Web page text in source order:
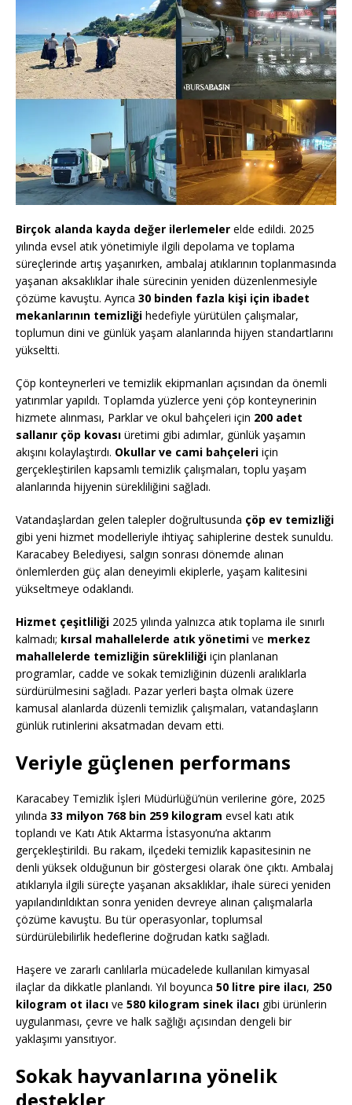
Birçok alanda kayda değer ilerlemeler elde edildi. 2025
yılında evsel atık yönetimiyle ilgili depolama ve toplama
süreçlerinde artış yaşanırken, ambalaj atıklarının toplanmasında
yaşanan aksaklıklar ihale sürecinin yeniden düzenlenmesiyle
çözüme kavuştu. Ayrıca 30 binden fazla kişi için ibadet
mekanlarının temizliği hedefiyle yürütülen çalışmalar,
toplumun dini ve günlük yaşam alanlarında hijyen standartlarını
yükseltti.
Çöp konteynerleri ve temizlik ekipmanları açısından da önemli
yatırımlar yapıldı. Toplamda yüzlerce yeni çöp konteynerinin
hizmete alınması, Parklar ve okul bahçeleri için 200 adet
sallanır çöp kovası üretimi gibi adımlar, günlük yaşamın
akışını kolaylaştırdı. Okullar ve cami bahçeleri için
gerçekleştirilen kapsamlı temizlik çalışmaları, toplu yaşam
alanlarında hijyenin sürekliliğini sağladı.
Vatandaşlardan gelen talepler doğrultusunda çöp ev temizliği
gibi yeni hizmet modelleriyle ihtiyaç sahiplerine destek sunuldu.
Karacabey Belediyesi, salgın sonrası dönemde alınan
önlemlerden güç alan deneyimli ekiplerle, yaşam kalitesini
yükseltmeye odaklandı.
Hizmet çeşitliliği 2025 yılında yalnızca atık toplama ile sınırlı
kalmadı; kırsal mahallelerde atık yönetimi ve merkez
mahallelerde temizliğin sürekliliği için planlanan
programlar, cadde ve sokak temizliğinin düzenli aralıklarla
sürdürülmesini sağladı. Pazar yerleri başta olmak üzere
kamusal alanlarda düzenli temizlik çalışmaları, vatandaşların
günlük rutinlerini aksatmadan devam etti.
Veriyle güçlenen performans
Karacabey Temizlik İşleri Müdürlüğü’nün verilerine göre, 2025
yılında 33 milyon 768 bin 259 kilogram evsel katı atık
toplandı ve Katı Atık Aktarma İstasyonu’na aktarım
gerçekleştirildi. Bu rakam, ilçedeki temizlik kapasitesinin ne
denli yüksek olduğunun bir göstergesi olarak öne çıktı. Ambalaj
atıklarıyla ilgili süreçte yaşanan aksaklıklar, ihale süreci yeniden
yapılandırıldıktan sonra yeniden devreye alınan çalışmalarla
çözüme kavuştu. Bu tür operasyonlar, toplumsal
sürdürülebilirlik hedeflerine doğrudan katkı sağladı.
Haşere ve zararlı canlılarla mücadelede kullanılan kimyasal
ilaçlar da dikkatle planlandı. Yıl boyunca 50 litre pire ilacı, 250
kilogram ot ilacı ve 580 kilogram sinek ilacı gibi ürünlerin
uygulanması, çevre ve halk sağlığı açısından dengeli bir
yaklaşımı yansıtıyor.
Sokak hayvanlarına yönelik